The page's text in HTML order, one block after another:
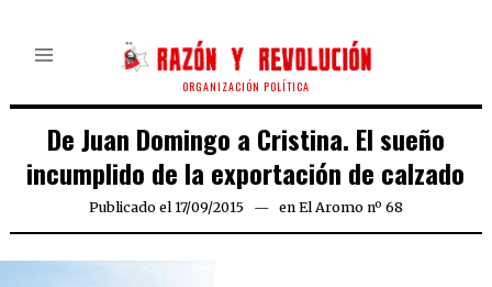
ORGANIZACIÓN POLÍTICA
De Juan Domingo a Cristina. El sueño
incumplido de la exportación de calzado
Publicado el 17/09/2015 en El Aromo nº 68